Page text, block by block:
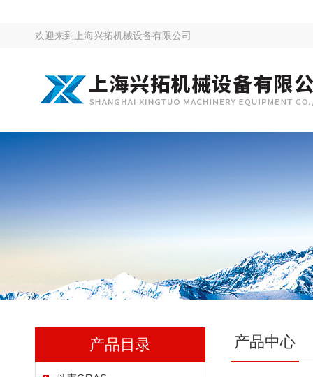
欢迎来到 上海兴拓机械设备有限公司
产品目录 产品中心